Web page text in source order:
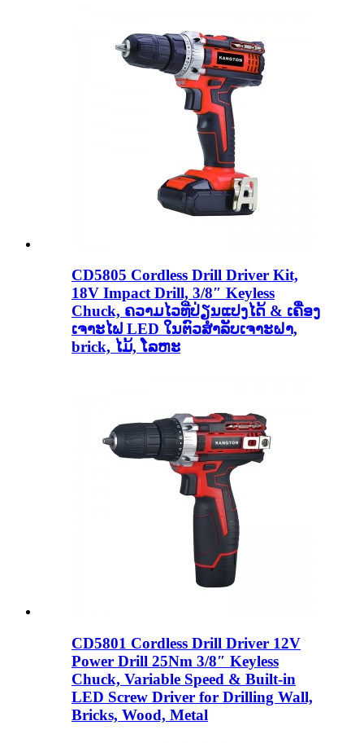
CD5805 Cordless Drill Driver Kit,
18V Impact Drill, 3/8″ Keyless
Chuck, ຄວາມໄວທີ່ປ່ຽນແປງໄດ້ & ເຄື່ອງ
ເຈາະໄຟ LED ໃນຕົວສໍາລັບເຈາະຝາ,
brick, ໄມ້, ໂລຫະ
CD5801 Cordless Drill Driver 12V
Power Drill 25Nm 3/8″ Keyless
Chuck, Variable Speed ​​& Built-in
LED Screw Driver for Drilling Wall,
Bricks, Wood, Metal